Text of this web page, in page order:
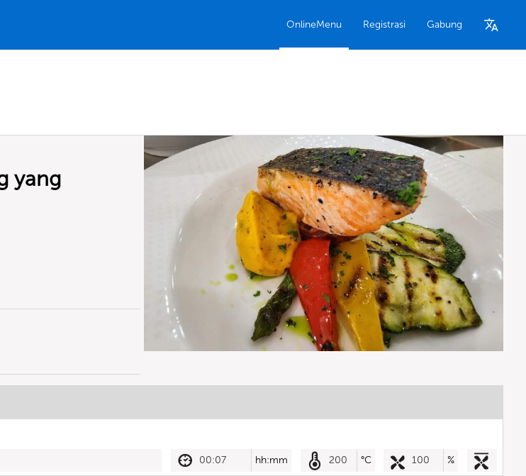
OnlineMenu Registrasi Gabung
yang
00:07 hh:mm 200 °C 100 %